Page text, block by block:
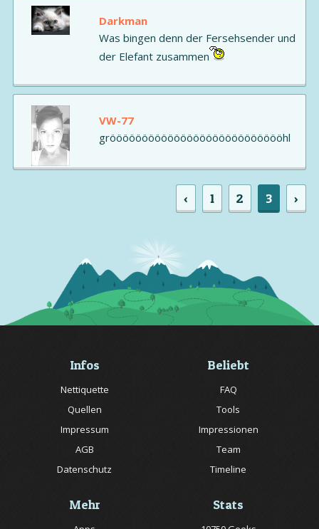
Darkman
Was bingen denn der Fersehsender und
der Elefant zusammen
VW-77
gröööööööööööööööööööööööööööhl
‹ 1 2 3 ›
Infos
Nettiquette
Quellen
Impressum
AGB
Datenschutz
Beliebt
FAQ
Tools
Impressionen
Team
Timeline
Mehr Stats